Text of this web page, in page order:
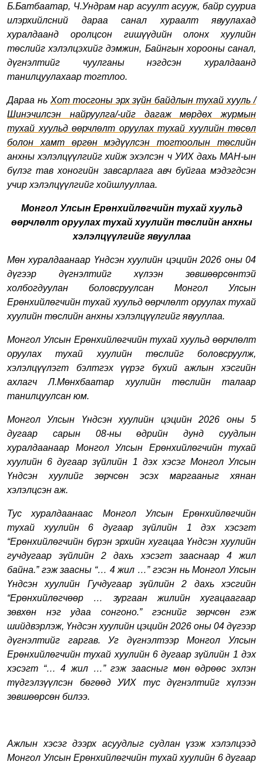
Б.Батбаатар, Ч.Ундрам нар асуулт асууж, байр сууриа
илэрхийлсний дараа санал хураалт явуулахад
хуралдаанд оролцсон гишүүдийн олонх хуулийн
төслийг хэлэлцэхийг дэмжин, Байнгын хорооны санал,
дүгнэлтийг чуулганы нэгдсэн хуралдаанд
танилцуулахаар тогтлоо.
Дараа нь Хот тосгоны эрх зүйн байдлын тухай хууль /
Шинэчилсэн найруулга/-ийг дагаж мөрдөх журмын
тухай хуульд өөрчлөлт оруулах тухай хуулийн төсөл
болон хамт өргөн мэдүүлсэн тогтоолын төслийн
анхны хэлэлцүүлгийг хийж эхэлсэн ч УИХ дахь МАН-ын
бүлэг тав хоногийн завсарлага авч буйгаа мэдэгдсэн
учир хэлэлцүүлгийг хойшлууллаа.
Монгол Улсын Ерөнхийлөгчийн тухай хуульд
өөрчлөлт оруулах тухай хуулийн төслийн анхны
хэлэлцүүлгийг явууллаа
Мөн хуралдаанаар Үндсэн хуулийн цэцийн 2026 оны 04
дүгээр дүгнэлтийг хүлээн зөвшөөрсөнтэй
холбогдуулан боловсруулсан
Монгол Улсын
Ерөнхийлөгчийн тухай хуульд өөрчлөлт оруулах тухай
хуулийн төслийн анхны хэлэлцүүлгийг явууллаа.
Монгол Улсын Ерөнхийлөгчийн тухай хуульд өөрчлөлт
оруулах тухай хуулийн төслийг боловсруулж,
хэлэлцүүлэгт бэлтгэх үүрэг бүхий ажлын хэсгийн
ахлагч Л.Мөнхбаатар хуулийн төслийн талаар
танилцуулсан юм.
Монгол Улсын Үндсэн хуулийн цэцийн 2026 оны 5
дугаар сарын 08-ны өдрийн дунд суудлын
хуралдаанаар Монгол Улсын Ерөнхийлөгчийн тухай
хуулийн 6 дугаар зүйлийн 1 дэх хэсэг Монгол Улсын
Үндсэн хуулийг зөрчсөн эсэх маргааныг хянан
хэлэлцсэн аж.
Тус хуралдаанаас Монгол Улсын Ерөнхийлөгчийн
тухай хуулийн 6 дугаар зүйлийн 1 дэх хэсэгт
“Ерөнхийлөгчийн бүрэн эрхийн хугацаа Үндсэн хуулийн
гучдугаар зүйлийн 2 дахь хэсэгт зааснаар 4 жил
байна.” гэж заасны “… 4 жил …” гэсэн нь Монгол Улсын
Үндсэн хуулийн Гучдугаар зүйлийн 2 дахь хэсгийн
“Ерөнхийлөгчөөр … зургаан жилийн хугацаагаар
зөвхөн нэг удаа сонгоно.” гэснийг зөрчсөн гэж
шийдвэрлэж, Үндсэн хуулийн цэцийн 2026 оны 04 дүгээр
дүгнэлтийг гаргав. Уг дүгнэлтээр Монгол Улсын
Ерөнхийлөгчийн тухай хуулийн 6 дугаар зүйлийн 1 дэх
хэсэгт “…4 жил …” гэж заасныг мөн өдрөөс эхлэн
түдгэлзүүлсэн бөгөөд УИХ тус дүгнэлтийг хүлээн
зөвшөөрсөн билээ.
Ажлын хэсэгдээрх асуудлыг судлан үзэж хэлэлцээд
Монгол Улсын Ерөнхийлөгчийн тухай хуулийн 6 дугаар